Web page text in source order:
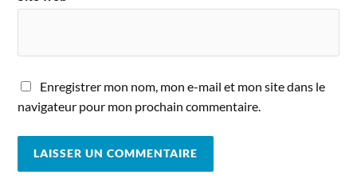
Enregistrer mon nom, mon e-mail et mon site dans le
navigateur pour mon prochain commentaire.